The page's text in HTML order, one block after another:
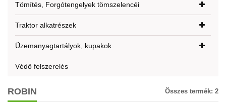
Tömítés, Forgótengelyek tömszelencéi
Traktor alkatrészek
Üzemanyagtartályok, kupakok
Védő felszerelés
ROBIN Összes termék: 2